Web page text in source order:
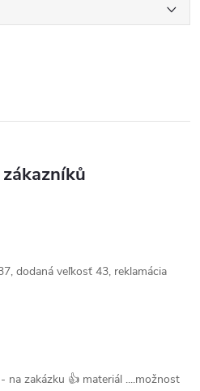
dodaná veľkosť 43, reklamácia
na zakázku 👍 materiál ....možnost